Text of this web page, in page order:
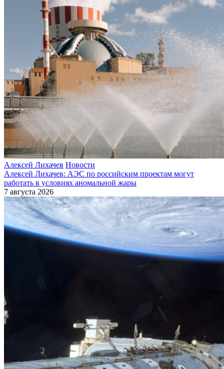
Алексей Лихачев Новости
Алексей Лихачев: АЭС по российским проектам могут
работать в условиях аномальной жары
7 августа 2026